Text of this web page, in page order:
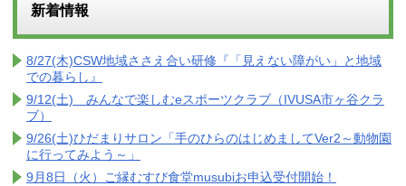
新着情報
8/27(木)CSW地域ささえ合い研修『「見えない障がい」と地域
での暮らし』
9/12(土) みんなで楽しむeスポーツクラブ（IVUSA市ヶ谷クラ
ブ）
9/26(土)ひだまりサロン「手のひらのはじめましてVer2～動物園
に行ってみよう～」
9月8日（火）ご縁むすび食堂musubiお申込受付開始！